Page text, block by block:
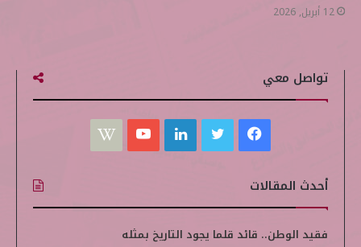
12 أبريل, 2026
تواصل معي
س
ب
ي
ت
ن
ك
ت
ي
k
أحدث المقالات
فقيد الوطن.. قائد قلما يجود التاريخ بمثله